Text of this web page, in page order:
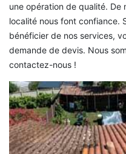
une opération de qualité.
localité nous font confiance.
bénéficier de nos services,
demande de devis. Nous
contactez-nous !